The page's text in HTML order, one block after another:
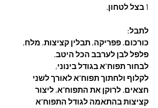
1 בצל לטחון.
לתבל:
כורכום, פפריקה, תבלין קציצות, מלח,
פלפל לבן לערבב הכל היטב.
לבחור תפוח"א בגודל בינוני,
לקלוף ולחתוך תפוח"א לאורך לשני
חצאים. לרוקן את התפוח"א, ליצור
קציצות בהתאמה לגודל התפוח"א